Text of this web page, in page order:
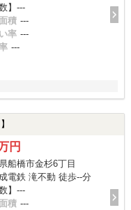
】---
積 ---
率 ---
---
円
船橋市金杉6丁目
電鉄 滝不動 徒歩--分
】---
積 ---